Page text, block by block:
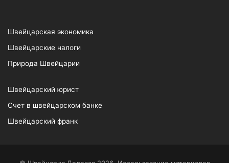
Швейцарская экономика
Швейцарские налоги
Природа Швейцарии
Швейцарский юрист
Счет в швейцарском банке
Швейцарский франк